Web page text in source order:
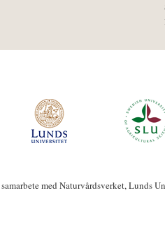
med Naturvårdsverket, Lunds